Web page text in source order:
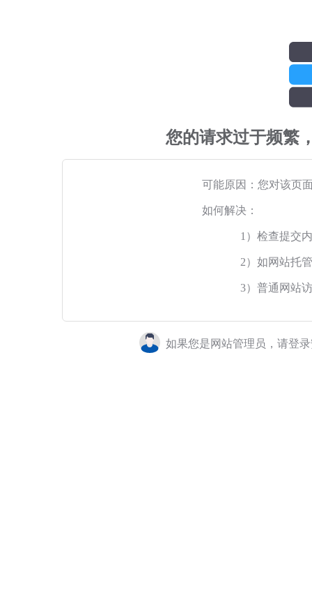
您的请求过于频繁
可能原因：您对该页
如何解决：
1）检查提交
2）如网站托
3）普通网站
如果您是网站管理员，请登